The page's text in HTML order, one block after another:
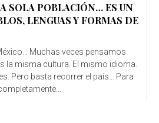
SOLA POBLACIÓN… ES UN
LENGUAS Y FORMAS DE
pensamos
El mismo idioma.